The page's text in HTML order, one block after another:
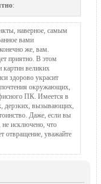
:
наверное, самым
вами
же, вам.
приятно. В этом
картин великих
здорово украсит
окружающих,
ПК. Имеется в
дерзких, вызывающих,
Даже, если вы
не исключено, что
отвращение, уважайте